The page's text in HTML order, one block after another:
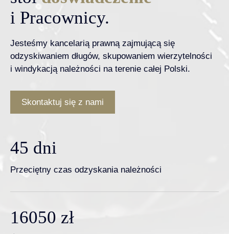
i Pracownicy.
Jesteśmy kancelarią prawną zajmującą się
odzyskiwaniem długów, skupowaniem wierzytelności
i windykacją należności na terenie całej Polski.
Skontaktuj się z nami
45 dni
Przeciętny czas odzyskania należności
16050 zł